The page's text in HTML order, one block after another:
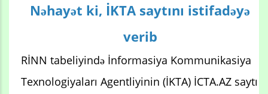
Nəhayət ki, İKTA saytını istifadəyə
verib
RİNN tabeliyində İnformasiya Kommunikasiya
Texnologiyaları Agentliyinin (İKTA) İCTA.AZ saytı